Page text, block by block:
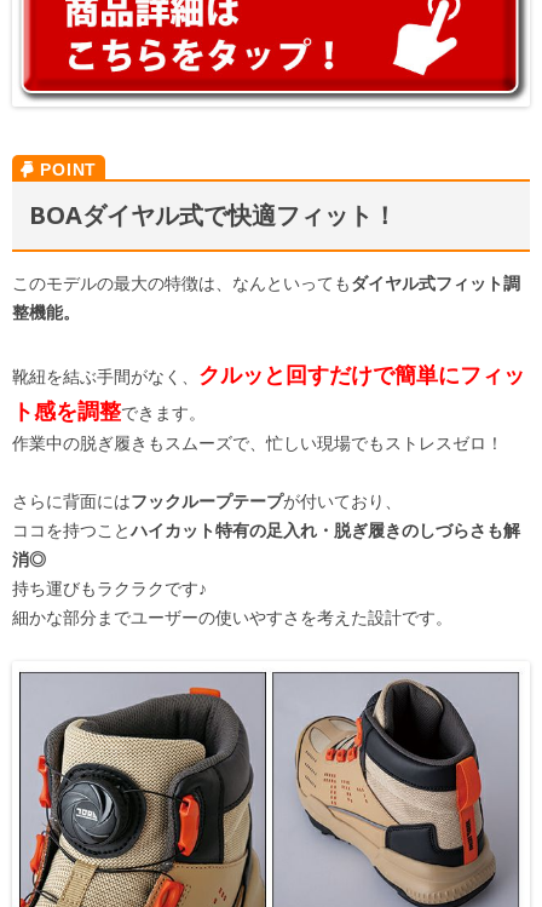
BOAダイヤル式で快適フィット！
このモデルの最大の特徴は、なんといってもダイヤル式フィット調
整機能。
靴紐を結ぶ手間がなく、 クルッと回すだけで簡単にフィッ
ト感を調整できます。
作業中の脱ぎ履きもスムーズで、忙しい現場でもストレスゼロ！
さらに背面にはフックループテープが付いており、
ココを持つことハイカット特有の足入れ・脱ぎ履きのしづらさも解
消◎
持ち運びもラクラクです♪
細かな部分までユーザーの使いやすさを考えた設計です。